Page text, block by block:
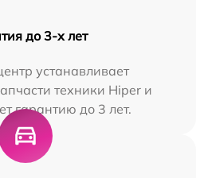
до 3-х лет
устанавливает
техники Hiper и
гарантию до 3 лет.